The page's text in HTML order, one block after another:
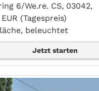
6/We.re. CS, 03042,
(Tagespreis)
beleuchtet
Jetzt starten